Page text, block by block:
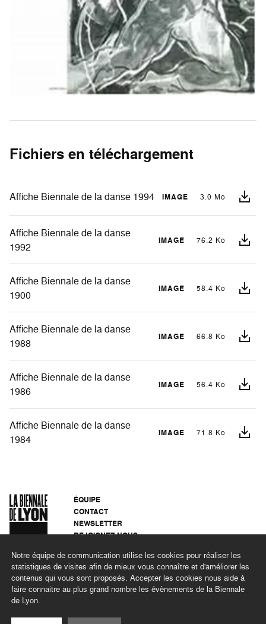
Notre équipe de communication utilise les cookies pour réaliser les
statistiques de visites afin de mieux vous connaître et d'améliorer les
contenus qui vous sont proposés. Accepter les cookies nous aide à
faire connaitre au plus grand nombre les évènements de la Biennale
de Lyon.
Fichiers en téléchargement
Affiche Biennale de la danse 1994 IMAGE 3.0 Mo
Affiche Biennale de la danse
1992
IMAGE 76.2 Ko
Affiche Biennale de la danse
1900
IMAGE 58.4 Ko
Affiche Biennale de la danse
1988
IMAGE 66.8 Ko
Affiche Biennale de la danse
1986
IMAGE 56.4 Ko
Affiche Biennale de la danse
1984
IMAGE 71.8 Ko
ÉQUIPE
CONTACT
NEWSLETTER
REJOIGNEZ-NOUS
CONFIDENTIALITÉ
MENTIONS LÉGALES
DÉMARCHE RSE